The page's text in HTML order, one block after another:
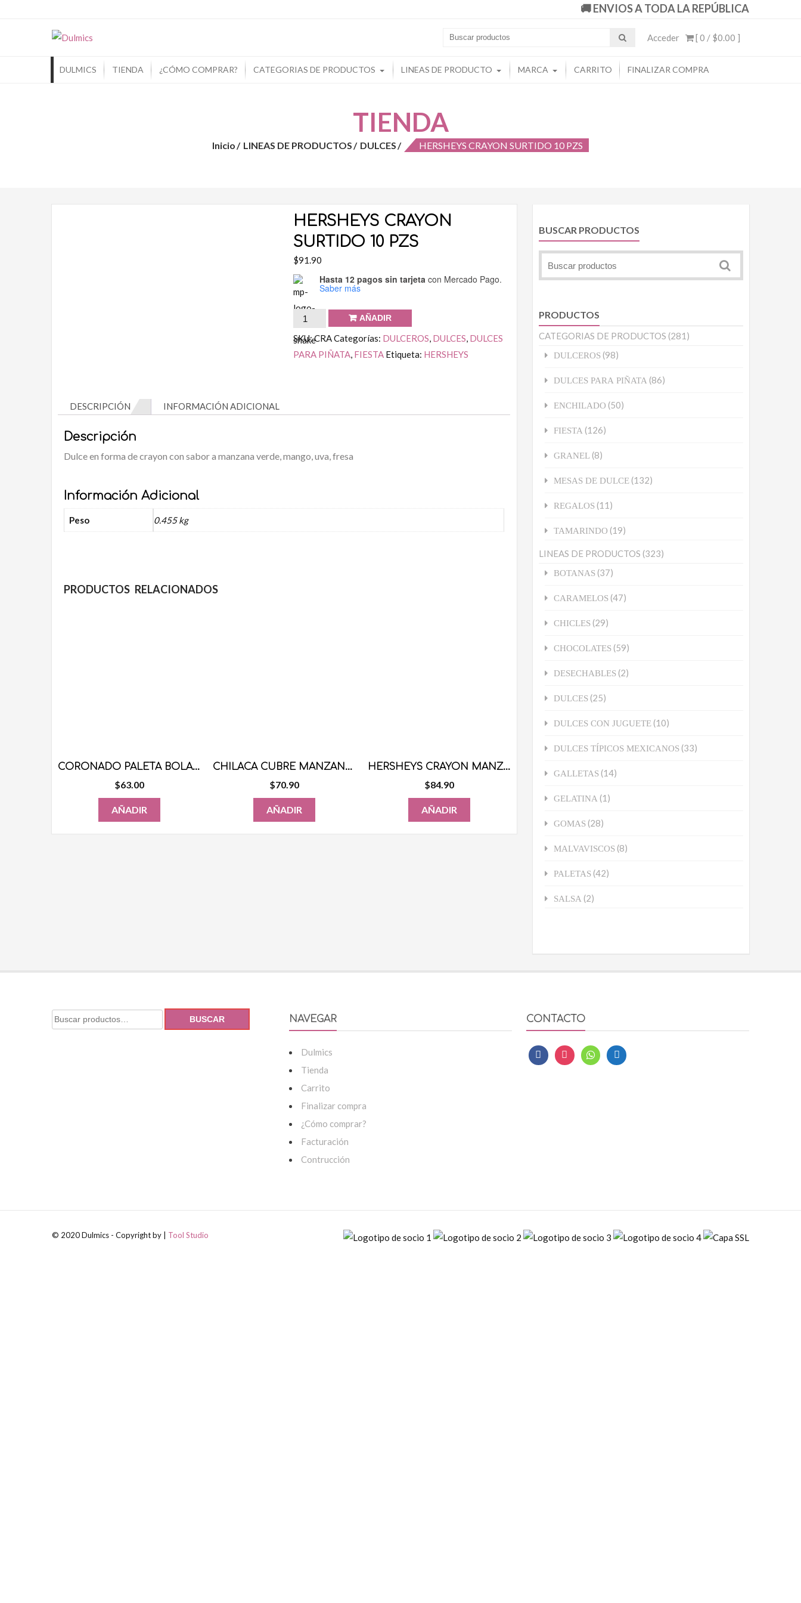
🚚 ENVIOS A TODA LA REPÚBLICA
[ 0 / $0.00 ]
Acceder
DULMICS TIENDA ¿CÓMO COMPRAR? CATEGORIAS DE PRODUCTOS LINEAS DE PRODUCTO MARCA CARRITO FINALIZAR COMPRA
TIENDA
Inicio LINEAS DE PRODUCTOS DULCES HERSHEYS CRAYON SURTIDO 10 PZS
HERSHEYS CRAYON
SURTIDO 10 PZS
$91.90
Hasta 12 pagos sin tarjeta con Mercado Pago.
Saber más
AÑADIR
SKU:CRACategorías: DULCEROS, DULCES, DULCES
PARA PIÑATA, FIESTA Etiqueta: HERSHEYS
DESCRIPCIÓN INFORMACIÓN ADICIONAL
Descripción
Dulce en forma de crayon con sabor a manzana verde, mango, uva, fresa
Información Adicional
Peso 0.455 kg
PRODUCTOS RELACIONADOS
CORONADO PALETA BOLA DE CAJETA 40 PZS
$63.00
AÑADIR
CHILACA CUBRE MANZANAS SABOR CHAMOY 500 GRS
$70.90
AÑADIR
HERSHEYS CRAYON MANZANA VERDE 10 PZS
$84.90
AÑADIR
BUSCAR PRODUCTOS
PRODUCTOS
CATEGORIAS DE PRODUCTOS (281)
DULCEROS (98)
DULCES PARA PIÑATA (86)
ENCHILADO (50)
FIESTA (126)
GRANEL (8)
MESAS DE DULCE (132)
REGALOS (11)
TAMARINDO (19)
LINEAS DE PRODUCTOS (323)
BOTANAS (37)
CARAMELOS (47)
CHICLES (29)
CHOCOLATES (59)
DESECHABLES (2)
DULCES (25)
DULCES CON JUGUETE (10)
DULCES TÍPICOS MEXICANOS (33)
GALLETAS (14)
GELATINA (1)
GOMAS (28)
MALVAVISCOS (8)
PALETAS (42)
SALSA (2)
BUSCAR NAVEGAR
Dulmics
Tienda
Carrito
Finalizar compra
¿Cómo comprar?
Facturación
Contrucción
CONTACTO
© 2020 Dulmics - Copyright by | Tool Studio